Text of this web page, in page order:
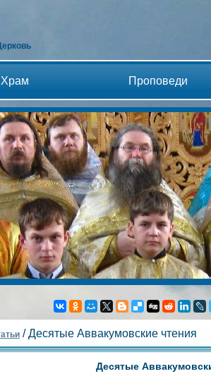
Храм Проповеди
/ Десятые Аввакумовские чтения
Десятые